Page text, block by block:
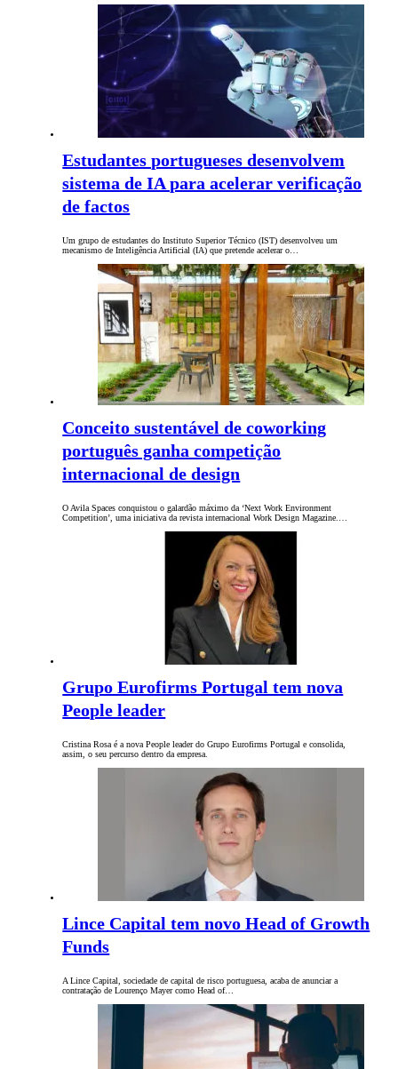
Estudantes portugueses desenvolvem
sistema de IA para acelerar verificação
de factos
Um grupo de estudantes do Instituto Superior Técnico (IST) desenvolveu um
mecanismo de Inteligência Artificial (IA) que pretende acelerar o…
Conceito sustentável de coworking
português ganha competição
internacional de design
O Avila Spaces conquistou o galardão máximo da ‘Next Work Environment
Competition’, uma iniciativa da revista internacional Work Design Magazine.…
Grupo Eurofirms Portugal tem nova
People leader
Cristina Rosa é a nova People leader do Grupo Eurofirms Portugal e consolida,
assim, o seu percurso dentro da empresa.
Lince Capital tem novo Head of Growth
Funds
A Lince Capital, sociedade de capital de risco portuguesa, acaba de anunciar a
contratação de Lourenço Mayer como Head of…